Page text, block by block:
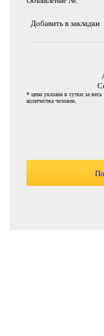
Добавить в закладки
* цена указана в сутки за
количества человек.